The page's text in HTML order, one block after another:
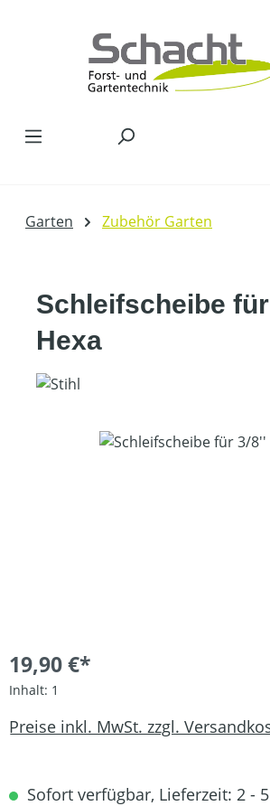
Garten Zubehör Garten
Schleifscheibe
Hexa
Bildergalerie überspringen
19,90 €*
Inhalt: 1
Preise inkl. MwSt. zzgl.
Sofort verfügbar, Lieferzeit: 2 -